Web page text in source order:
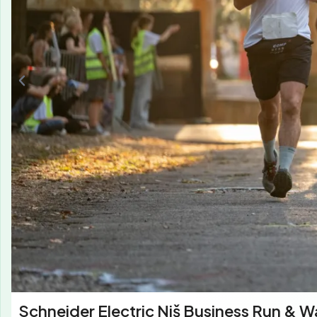
Schneider Electric Niš Business Run &